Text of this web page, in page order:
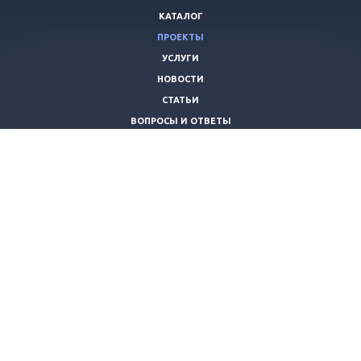
КАТАЛОГ
ПРОЕКТЫ
УСЛУГИ
НОВОСТИ
СТАТЬИ
ВОПРОСЫ И ОТВЕТЫ